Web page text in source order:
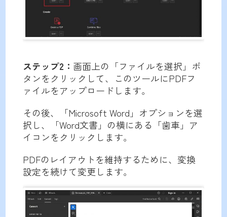
ステップ2： 画面上の「ファイルを選択」ボ
タンをクリックして、このツールにPDFフ
ァイルをアップロードします。
その後、「Microsoft Word」オプションを選
択し、「Word文書」の横にある「歯車」ア
イコンをクリックします。
PDFのレイアウトを維持するために、変換
設定を続けて変更します。